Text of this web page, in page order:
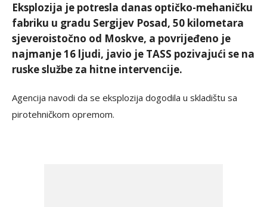
Eksplozija je potresla danas optičko-mehaničku
fabriku u gradu Sergijev Posad, 50 kilometara
sjeveroistočno od Moskve, a povrijeđeno je
najmanje 16 ljudi, javio je TASS pozivajući se na
ruske službe za hitne intervencije.
Agencija navodi da se eksplozija dogodila u skladištu sa
pirotehničkom opremom.